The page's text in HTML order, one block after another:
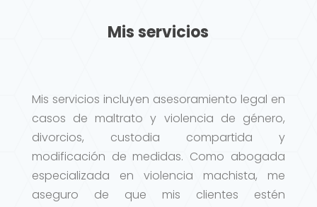
Mis servicios
Mis servicios incluyen asesoramiento legal en
casos de maltrato y violencia de género,
divorcios, custodia compartida y
modificación de medidas. Como abogada
especializada en violencia machista, me
aseguro de que mis clientes estén